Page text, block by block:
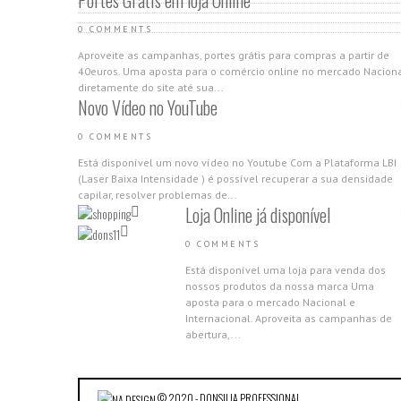
0 COMMENTS
Aproveite as campanhas, portes grátis para compras a partir de
40euros. Uma aposta para o comércio online no mercado
diretamente do site até sua...
Novo Vídeo no YouTube
0 COMMENTS
Está disponível um novo vídeo no Youtube Com a Plataforma LBI
(Laser Baixa Intensidade ) é possível recuperar a sua densidade
capilar, resolver problemas de...
Loja Online já disponível
0 COMMENTS
Está disponível uma loja para venda dos
nossos produtos da nossa marca Uma
aposta para o mercado Nacional e
Internacional. Aproveita as campanhas de
abertura,...
0 COMMENTS
© 2020 - DONSILIA PROFESSIONAL